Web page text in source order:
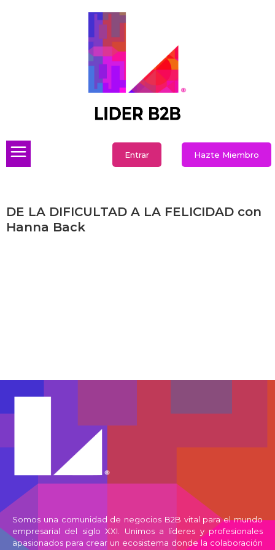
Entrar Hazte Miembro
DE LA DIFICULTAD A LA FELICIDAD con
Hanna Back
Somos una comunidad de negocios B2B vital para el mundo
empresarial del siglo XXI. Unimos a líderes y profesionales
apasionados para crear un ecosistema donde la colaboración